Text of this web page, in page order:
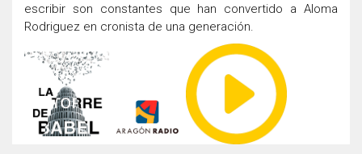
escribir son constantes que han convertido a Aloma
Rodriguez en cronista de una generación.